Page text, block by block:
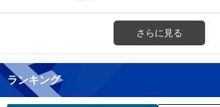
さらに見る
ランキング